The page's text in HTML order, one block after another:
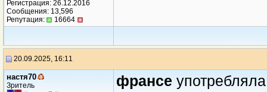
Регистрация: 26.12.2016
Сообщения: 13,596
Репутация:
16664
20.09.2025, 16:11
настя70
Зритель
франсе